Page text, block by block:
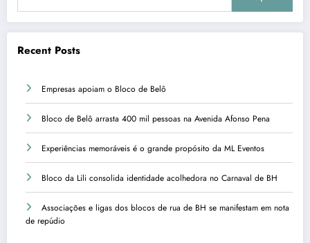
Recent Posts
Empresas apoiam o Bloco de Belô
Bloco de Belô arrasta 400 mil pessoas na Avenida Afonso Pena
Experiências memoráveis é o grande propósito da ML Eventos
Bloco da Lili consolida identidade acolhedora no Carnaval de BH
Associações e ligas dos blocos de rua de BH se manifestam em nota
de repúdio